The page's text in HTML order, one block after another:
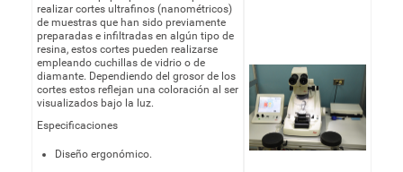
realizar cortes ultrafinos (nanométricos)
de muestras que han sido previamente
preparadas e infiltradas en algún tipo de
resina, estos cortes pueden realizarse
empleando cuchillas de vidrio o de
diamante. Dependiendo del grosor de los
cortes estos reflejan una coloración al ser
visualizados bajo la luz.
Especificaciones
Diseño ergonómico.